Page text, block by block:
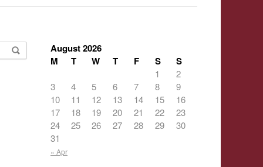
August 2026
M
T W T F S S
« Apr
1
2
3
4 5 6 7 8
9
10
11 12 13 14 15
16
17
18 19 20 21 22
23
24
25 26 27 28 29
30
31